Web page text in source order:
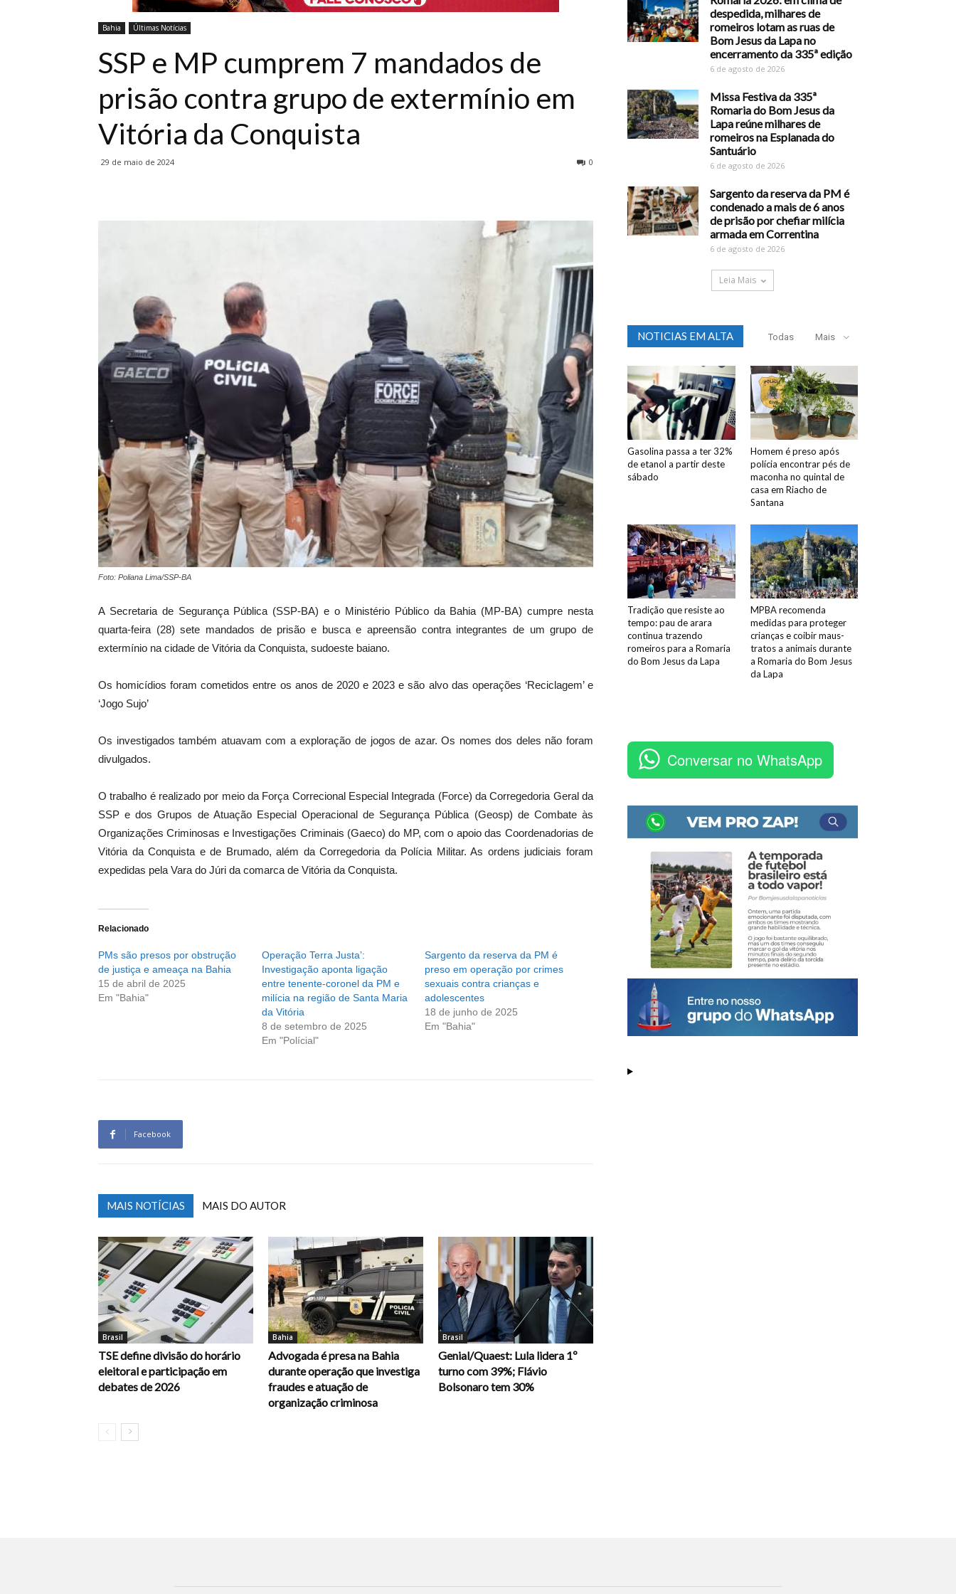
Bahia Últimas Notícias
SSP e MP cumprem 7 mandados de
prisão contra grupo de extermínio em
Vitória da Conquista
29 de maio de 2024 0
Foto: Poliana Lima/SSP-BA
A Secretaria de Segurança Pública (SSP-BA) e o Ministério Público da Bahia (MP-BA) cumpre nesta
quarta-feira (28) sete mandados de prisão e busca e apreensão contra integrantes de um grupo de
extermínio na cidade de Vitória da Conquista, sudoeste baiano.
Os homicídios foram cometidos entre os anos de 2020 e 2023 e são alvo das operações ‘Reciclagem’ e
‘Jogo Sujo’
Os investigados também atuavam com a exploração de jogos de azar. Os nomes dos deles não foram
divulgados.
O trabalho é realizado por meio da Força Correcional Especial Integrada (Force) da Corregedoria Geral da
SSP e dos Grupos de Atuação Especial Operacional de Segurança Pública (Geosp) de Combate às
Organizações Criminosas e Investigações Criminais (Gaeco) do MP, com o apoio das Coordenadorias de
Vitória da Conquista e de Brumado, além da Corregedoria da Polícia Militar. As ordens judiciais foram
expedidas pela Vara do Júri da comarca de Vitória da Conquista.
Relacionado
PMs são presos por obstrução
de justiça e ameaça na Bahia
15 de abril de 2025
Em "Bahia"
Operação Terra Justa’:
Investigação aponta ligação
entre tenente-coronel da PM e
milícia na região de Santa Maria
da Vitória
8 de setembro de 2025
Em "Polícial"
Sargento da reserva da PM é
preso em operação por crimes
sexuais contra crianças e
adolescentes
18 de junho de 2025
Em "Bahia"
Facebook
MAIS NOTÍCIAS MAIS DO AUTOR
Brasil
TSE define divisão do horário
eleitoral e participação em
debates de 2026
Bahia
Advogada é presa na Bahia
durante operação que investiga
fraudes e atuação de
organização criminosa
Brasil
Genial/Quaest: Lula lidera 1º
turno com 39%; Flávio
Bolsonaro tem 30%
despedida, milhares de
romeiros lotam as ruas de
Bom Jesus da Lapa no
encerramento da 335ª edição
6 de agosto de 2026
Missa Festiva da 335ª
Romaria do Bom Jesus da
Lapa reúne milhares de
romeiros na Esplanada do
Santuário
6 de agosto de 2026
Sargento da reserva da PM é
condenado a mais de 6 anos
de prisão por chefiar milícia
armada em Correntina
6 de agosto de 2026
Leia Mais
NOTICIAS EM ALTA Todas Mais
Gasolina passa a ter 32%
de etanol a partir deste
sábado
Homem é preso após
polícia encontrar pés de
maconha no quintal de
casa em Riacho de
Santana
Tradição que resiste ao
tempo: pau de arara
continua trazendo
romeiros para a Romaria
do Bom Jesus da Lapa
MPBA recomenda
medidas para proteger
crianças e coibir maus-
tratos a animais durante
a Romaria do Bom Jesus
da Lapa
Conversar no WhatsApp